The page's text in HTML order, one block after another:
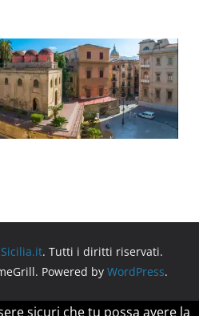
. Tutti i diritti riservati.
Powered by WordPress.
sicuri che tu possa avere la